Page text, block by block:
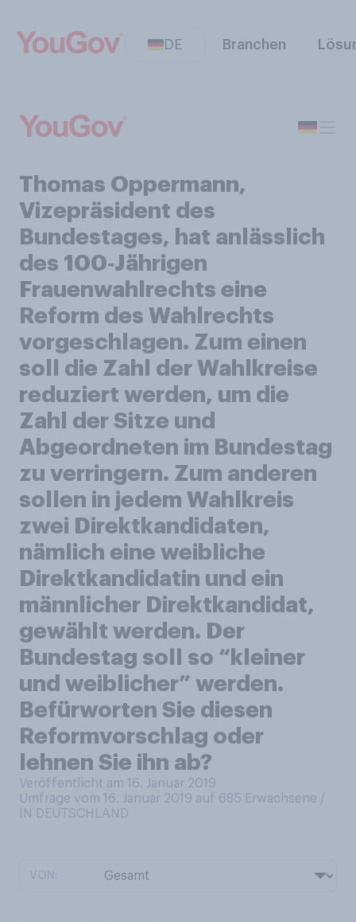
DE Branchen
Thomas Oppermann,
Vizepräsident des
Bundestages, hat anlässlich
des 100‑Jährigen
Frauenwahlrechts eine
Reform des Wahlrechts
vorgeschlagen. Zum einen
soll die Zahl der Wahlkreise
reduziert werden, um die
Zahl der Sitze und
Abgeordneten im Bundestag
zu verringern. Zum anderen
sollen in jedem Wahlkreis
zwei Direktkandidaten,
nämlich eine weibliche
Direktkandidatin und ein
männlicher Direktkandidat,
gewählt werden. Der
Bundestag soll so “kleiner
und weiblicher” werden.
Befürworten Sie diesen
Reformvorschlag oder
lehnen Sie ihn ab?
Veröffentlicht am 16. Januar 2019
Umfrage vom 16. Januar 2019 auf 685 Erwachsene /
IN DEUTSCHLAND